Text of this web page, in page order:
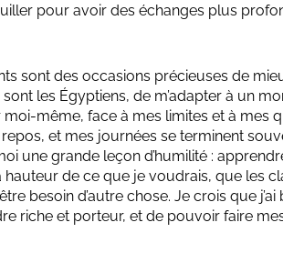
pour avoir des échanges plus
sont des occasions précieuses de
les Égyptiens, de m’adapter à un
même, face à mes limites et à mes
et mes journées se terminent
une grande leçon d’humilité :
de ce que je voudrais, que les
besoin d’autre chose. Je crois que
riche et porteur, et de pouvoir faire